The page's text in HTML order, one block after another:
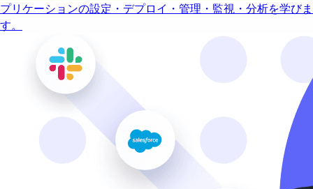
プリケーションの設定・デプロイ・管理・監視・分析を学びま
す。